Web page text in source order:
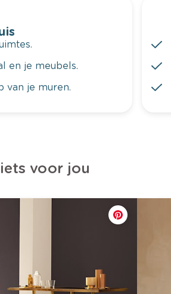
en je meubels.
van je muren.
voor jou